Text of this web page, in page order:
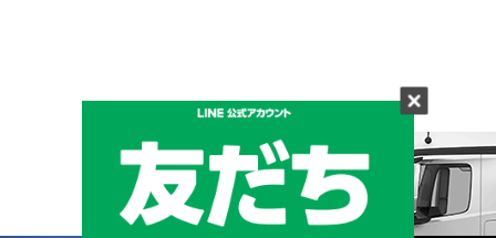
メーカーと形状から探す
BRAND & TYPE